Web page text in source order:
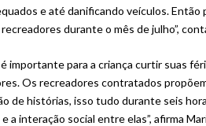
e até danificando veículos.
durante o mês de julho”,
é importante para a criança curtir suas
Os recreadores contratados
de histórias, isso tudo durante seis
a interação social entre elas”, afirma